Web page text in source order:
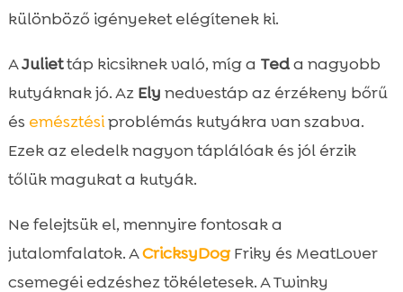
különböző igényeket elégítenek ki.
AJuliettáp kicsiknek való, míg a Teda nagyobb
kutyáknak jó. Az Ely nedvestáp az érzékeny bőrű
és emésztésiproblémás kutyákra van szabva.
Ezek az eledelk nagyon táplálóak és jól érzik
tőlük magukat a kutyák.
Ne felejtsük el, mennyire fontosak a
jutalomfalatok. ACricksyDogFriky és MeatLover
csemegéi edzéshez tökéletesek. A Twinky